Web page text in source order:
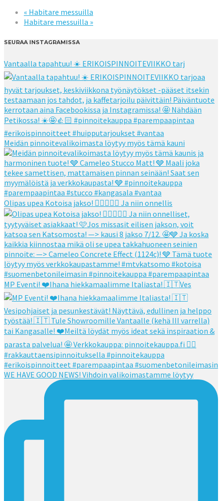
« Habitare messuilla
Habitare messuilla »
SEURAA INSTAGRAMISSA
Vantaalla tapahtuu! ☀️ ERIKOISPINNOITEVIIKKO tarj
Meidän pinnoitevalikoimasta löytyy myös tämä kauni
Olipas upea Kotoisa jakso! 👌🏻👌🏻🧡 Ja niin onnellis
MP Eventi! ❤️Ihana hiekkamaalimme Italiasta! 🇮🇹Ves
WE HAVE GOOD NEWS! Vihdoin valikoimastamme löytyy